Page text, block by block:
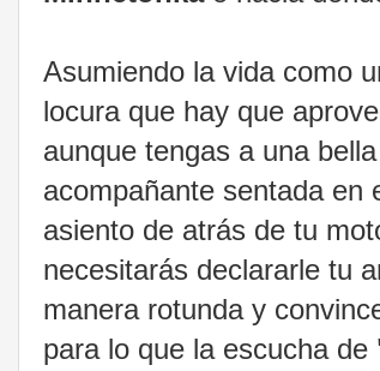
Asumiendo la vida como
locura que hay que
aunque tengas a una bella
acompañante sentada en
asiento de atrás de tu
necesitarás declararle tu
manera rotunda y
para lo que la escucha de